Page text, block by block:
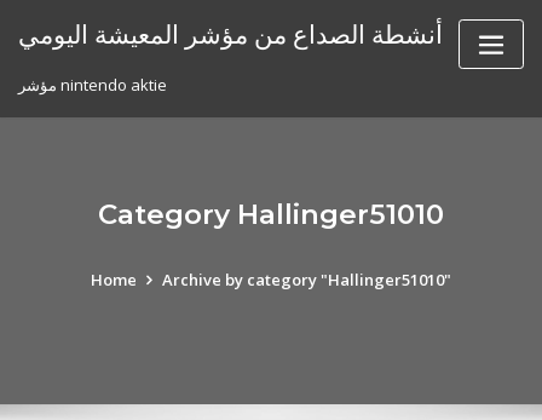
أنشطة الصداع من مؤشر المعيشة اليومي
مؤشر nintendo aktie
Category Hallinger51010
Home Archive by category "Hallinger51010"